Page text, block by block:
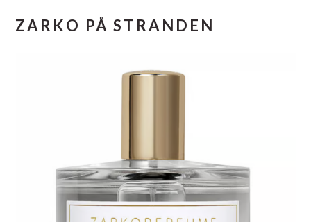
ZARKO PÅ STRANDEN